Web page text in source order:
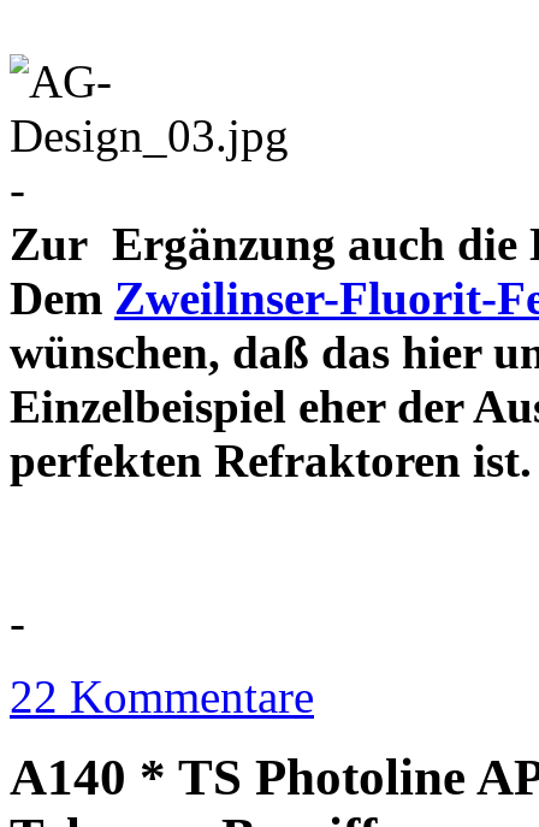
-
Zur Ergänzung auch die
Dem Zweilinser-Fluorit-
wünschen, daß das hier
Einzelbeispiel eher der
perfekten
-
22 Kommentare
A140 * TS Photoline